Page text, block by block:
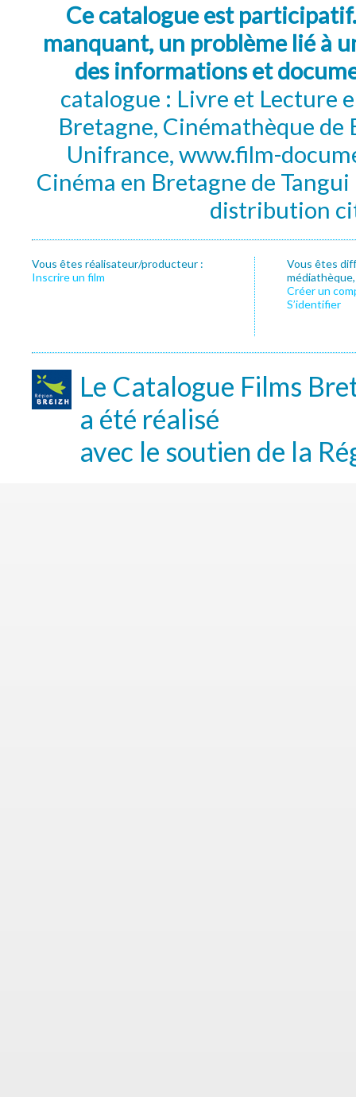
Ce catalogue est
manquant, un problème lié à
des informations et
catalogue : Livre et Lecture
Bretagne, Cinémathèque de
Unifrance, www.film-
Cinéma en Bretagne de
distribution
Vous êtes réalisateur/producteur :
Inscrire un film
Vous êtes
Créer un
S’identifier
Le Catalogue Films
a été réalisé
avec le soutien de la